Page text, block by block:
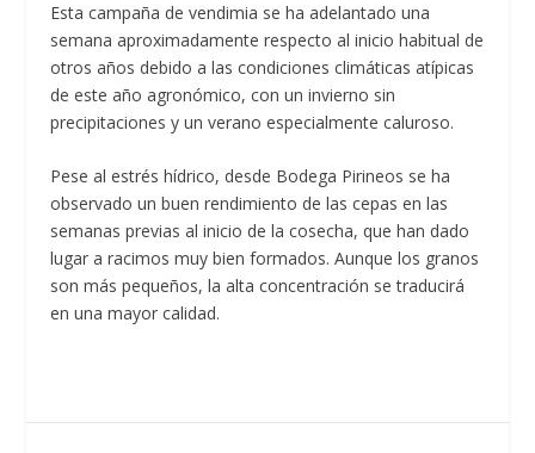
Esta campaña de vendimia se ha adelantado una
semana aproximadamente respecto al inicio habitual de
otros años debido a las condiciones climáticas atípicas
de este año agronómico, con un invierno sin
precipitaciones y un verano especialmente caluroso.
Pese al estrés hídrico, desde Bodega Pirineos se ha
observado un buen rendimiento de las cepas en las
semanas previas al inicio de la cosecha, que han dado
lugar a racimos muy bien formados. Aunque los granos
son más pequeños, la alta concentración se traducirá
en una mayor calidad.